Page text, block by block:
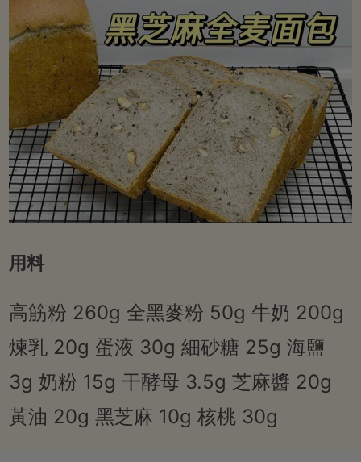
用料
高筋粉 260g 全黑麥粉 50g 牛奶 200g
煉乳 20g 蛋液 30g 細砂糖 25g 海鹽
3g 奶粉 15g 干酵母 3.5g 芝麻醬 20g
黃油 20g 黑芝麻 10g 核桃 30g